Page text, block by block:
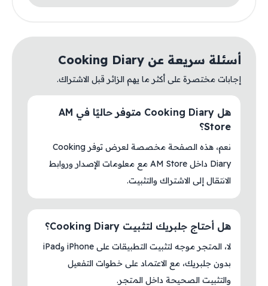
أسئلة سريعة عن Cooking Diary
إجابات مختصرة على أكثر ما يهم الزائر قبل الاشتراك.
هل Cooking Diary متوفر حاليًا في AM
Store؟
نعم، هذه الصفحة مخصصة لعرض توفر Cooking
Diary داخل AM Store مع معلومات الإصدار وروابط
الانتقال إلى الاشتراك والتثبيت.
هل أحتاج جلبريك لتثبيت Cooking Diary؟
لا، المتجر موجه لتثبيت التطبيقات على iPhone وiPad
بدون جلبريك، مع الاعتماد على خطوات التفعيل
والتثبيت الصحيحة داخل المتجر.